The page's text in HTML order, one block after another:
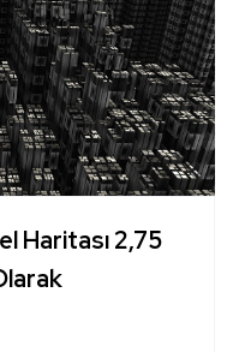
Haritası 2,75